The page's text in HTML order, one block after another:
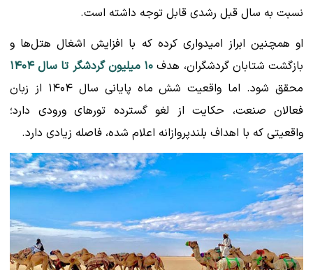
نسبت به سال قبل رشدی قابل توجه داشته است.
او همچنین ابراز امیدواری کرده که با افزایش اشغال هتل‌ها و
بازگشت شتابان گردشگران، هدف ۱۰ میلیون گردشگر تا سال ۱۴۰۴
محقق شود. اما واقعیت شش ماه پایانی سال ۱۴۰۴ از زبان
فعالان صنعت، حکایت از لغو گسترده تورهای ورودی دارد؛
واقعیتی که با اهداف بلندپروازانه اعلام شده، فاصله زیادی دارد.